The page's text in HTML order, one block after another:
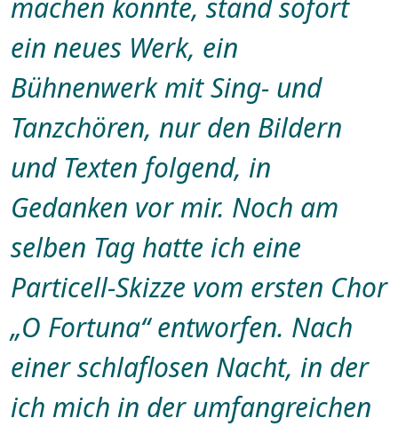
ein neues Werk, ein
Bühnenwerk mit Sing- und
Tanzchören, nur den Bildern
und Texten folgend, in
Gedanken vor mir. Noch am
selben Tag hatte ich eine
Particell-Skizze vom ersten Chor
„O Fortuna“ entworfen. Nach
einer schlaflosen Nacht, in der
ich mich in der umfangreichen